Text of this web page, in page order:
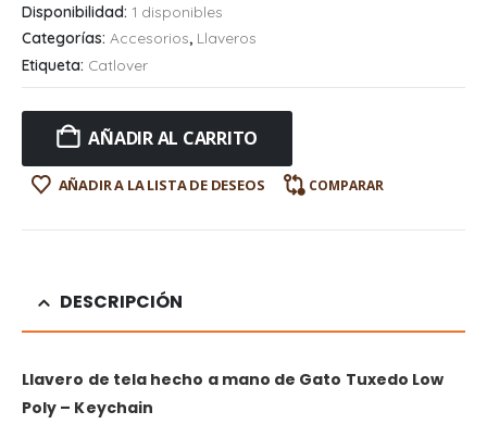
Disponibilidad: 1 disponibles
Categorías: Accesorios, Llaveros
Etiqueta: Catlover
AÑADIR AL CARRITO
AÑADIR A LA LISTA DE DESEOS COMPARAR
DESCRIPCIÓN
Llavero de tela hecho a mano de Gato Tuxedo Low
Poly – Keychain